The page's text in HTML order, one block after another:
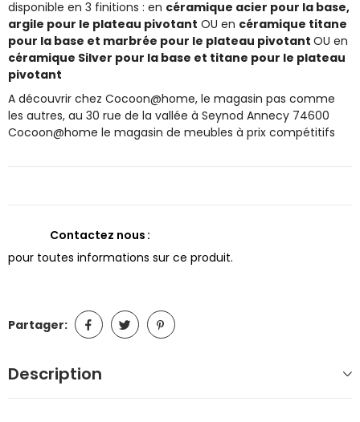
disponible en 3 finitions : en céramique acier pour la base,
argile pour le plateau pivotant OU en céramique titane
pour la base et marbrée pour le plateau pivotant OU en
céramique Silver pour la base et titane pour le plateau
pivotant
A découvrir chez Cocoon@home, le magasin pas comme
les autres, au 30 rue de la vallée à Seynod Annecy 74600
Cocoon@home le magasin de meubles à prix compétitifs
Contactez nous
pour toutes informations sur ce produit.
Partager:
Description